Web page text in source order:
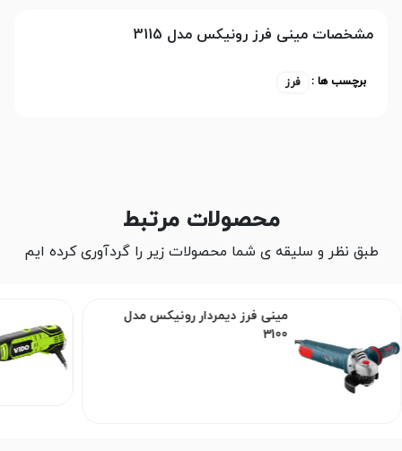
مشخصات مینی فرز رونیکس مدل 3115
برچسب ها : فرز
محصولات مرتبط
طبق نظر و سلیقه ی شما محصولات زیر را گردآوری کرده ایم
مینی فرز دیمردار رونیکس مدل
3100